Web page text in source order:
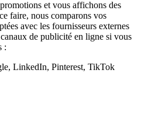
et vous affichons des
faire, nous comparons vos
avec les fournisseurs externes
de publicité en ligne si vous
:
LinkedIn, Pinterest, TikTok